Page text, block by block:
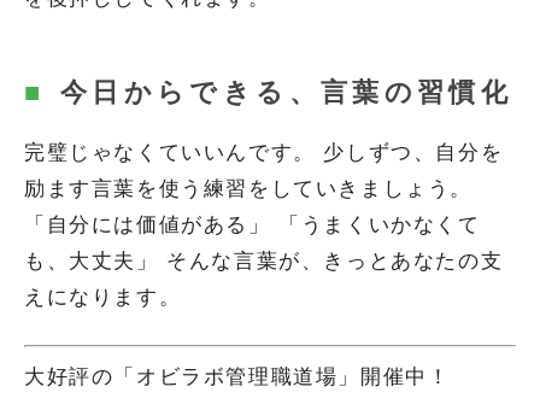
今日からできる、言葉の習慣化
完璧じゃなくていいんです。 少しずつ、自分を
励ます言葉を使う練習をしていきましょう。
「自分には価値がある」 「うまくいかなくて
も、大丈夫」 そんな言葉が、きっとあなたの支
えになります。
大好評の「オビラボ管理職道場」開催中！